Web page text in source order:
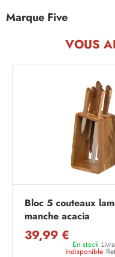
Marque Five
VOUS
Bloc 5 couteaux
manche acacia
39,99 €
En stock
Indisponible